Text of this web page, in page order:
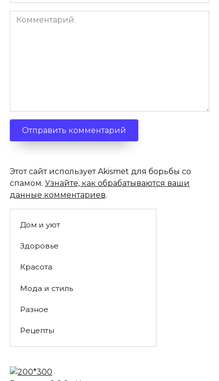
Комментарий
Этот сайт использует Akismet для борьбы со
спамом. Узнайте, как обрабатываются ваши
данные комментариев.
Дом и уют
Здоровье
Красота
Мода и стиль
Разное
Рецепты